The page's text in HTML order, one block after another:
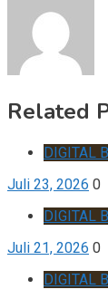
Related
DIGITAL
Juli 23, 2026 0
DIGITAL
Juli 21, 2026 0
DIGITAL